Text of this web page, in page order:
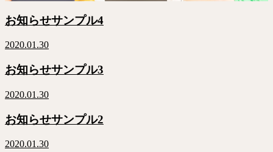
お知らせサンプル4
2020.01.30
お知らせサンプル3
2020.01.30
お知らせサンプル2
2020.01.30